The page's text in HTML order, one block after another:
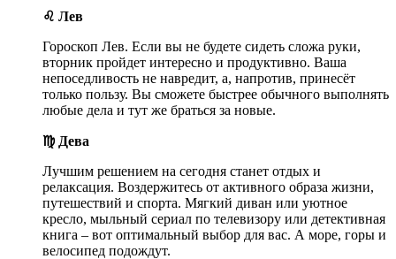
♌ Лев
Гороскоп Лев. Если вы не будете сидеть сложа руки,
вторник пройдет интересно и продуктивно. Ваша
непоседливость не навредит, а, напротив, принесёт
только пользу. Вы сможете быстрее обычного выполнять
любые дела и тут же браться за новые.
♍ Дева
Лучшим решением на сегодня станет отдых и
релаксация. Воздержитесь от активного образа жизни,
путешествий и спорта. Мягкий диван или уютное
кресло, мыльный сериал по телевизору или детективная
книга – вот оптимальный выбор для вас. А море, горы и
велосипед подождут.